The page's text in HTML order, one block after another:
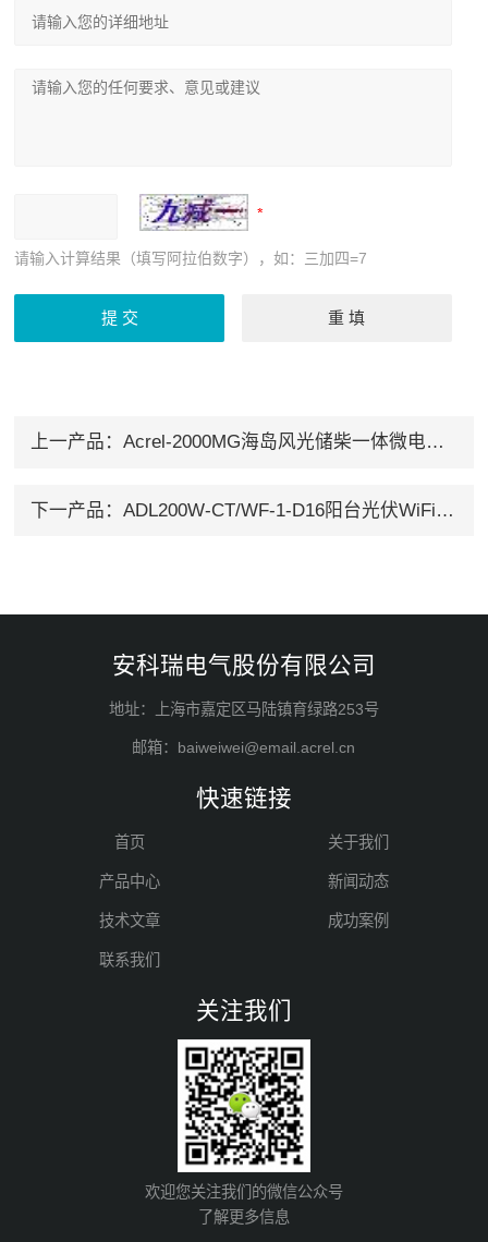
请输入计算结果（填写阿拉伯数字），如：三加四=7
上一产品： Acrel-2000MG海岛风光储柴一体微电网系统
下一产品： ADL200W-CT/WF-1-D16阳台光伏WiFi防逆流电表
安科瑞电气股份有限公司
地址：上海市嘉定区马陆镇育绿路253号
邮箱：baiweiwei@email.acrel.cn
快速链接
首页 关于我们
产品中心 新闻动态
技术文章 成功案例
联系我们
关注我们
欢迎您关注我们的微信公众号
了解更多信息